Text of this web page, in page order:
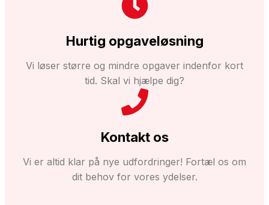
Hurtig opgaveløsning
Vi løser større og mindre opgaver indenfor kort
tid. Skal vi hjælpe dig?
Kontakt os
Vi er altid klar på nye udfordringer! Fortæl os om
dit behov for vores ydelser.